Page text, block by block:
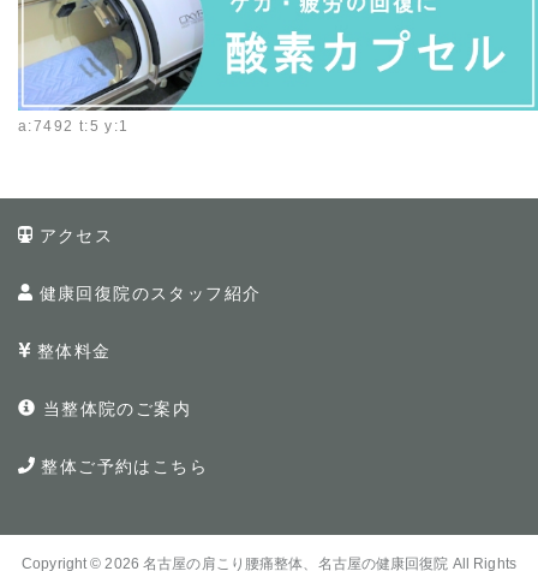
a:7492 t:5 y:1
アクセス
健康回復院のスタッフ紹介
整体料金
当整体院のご案内
整体ご予約はこちら
Copyright © 2026名古屋の肩こり腰痛整体、名古屋の健康回復院 All Rights